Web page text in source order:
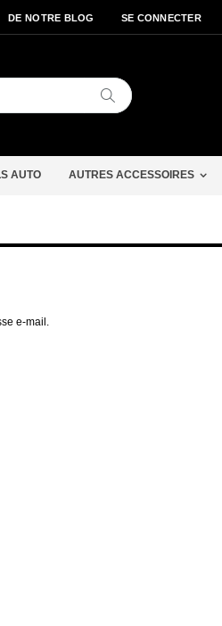
DE NOTRE BLOG SE CONNECTER
Chercher
AUTO AUTRES ACCESSOIRES
e-mail.